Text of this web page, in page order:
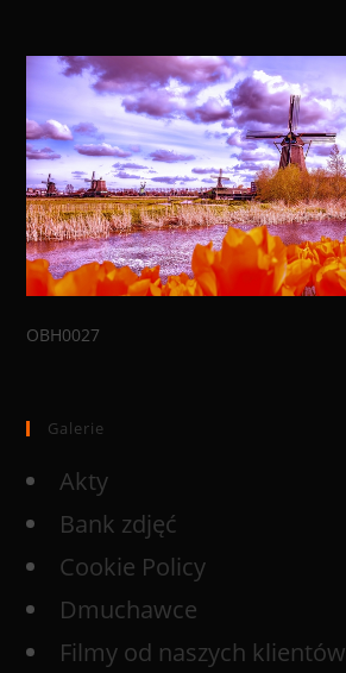
OBH0027
Galerie
Akty
Bank zdjęć
Cookie Policy
Dmuchawce
Filmy od naszych klientów